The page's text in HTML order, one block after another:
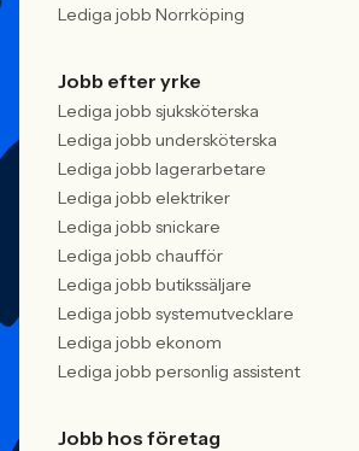
Lediga jobb Norrköping
Jobb efter yrke
Lediga jobb sjuksköterska
Lediga jobb undersköterska
Lediga jobb lagerarbetare
Lediga jobb elektriker
Lediga jobb snickare
Lediga jobb chaufför
Lediga jobb butikssäljare
Lediga jobb systemutvecklare
Lediga jobb ekonom
Lediga jobb personlig assistent
Jobb hos företag